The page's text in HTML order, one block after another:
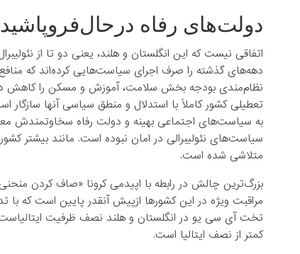
دولت‌های رفاه
اتفاقی نیست که این انگلستان و هلند، یعنی دو تا از
دهه‌های گذشته را صرف اجرای سیاست‌هایی کرده‌اند که
نظام‌مندی بودجه بخش سلامت، آموزش و مسکن را کاهش
تعطیلی کشور کاملاً با استدلال و منطق سیاسی آنها
به سیاست‌های اجتماعی بهینه و دولت رفاه سخاوتمندش
سیاست‌های نئولیبرالی در امان نبوده است. مانند بیشتر
متلاشی شده است.
بزرگ‌ترین چالش در رابطه با اپیدمی کرونا «صاف کردن
مراقبت ویژه در این کشورها ازپیش آنقدر پایین است که با
تخت آی سی یو در انگلستان و هلند نصف ظرفیت
کمتر از نصف ایتالیا است.